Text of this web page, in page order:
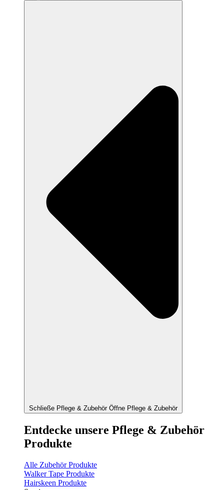
Schließe Pflege & Zubehör Öffne Pflege & Zubehör
Entdecke unsere Pflege & Zubehör
Produkte
Alle Zubehör Produkte
Walker Tape Produkte
Hairskeen Produkte